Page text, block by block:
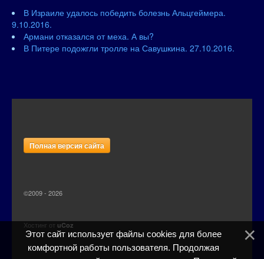
В Израиле удалось победить болезнь Альцгеймера.
9.10.2016.
Армани отказался от меха. А вы?
В Питере подожгли тролле на Савушкина. 27.10.2016.
Полная версия сайта
©2009 - 2026
Хостинг от uCoz
Этот сайт использует файлы cookies для более
комфортной работы пользователя. Продолжая